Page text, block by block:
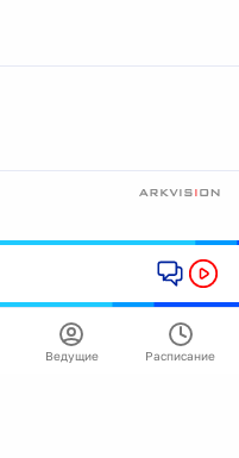
Ведущие Расписание